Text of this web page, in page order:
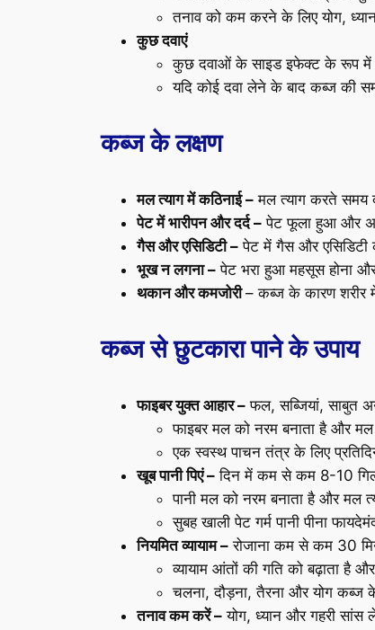
तनाव को कम करने के लिए योग,
कुछ दवाएं
कुछ दवाओं के साइड इफेक्ट के रूप में
यदि कोई दवा लेने के बाद कब्ज की
कब्ज के लक्षण
मल त्याग में कठिनाई – मल त्याग करते समय
पेट में भारीपन और दर्द – पेट फूला हुआ और
गैस और एसिडिटी – पेट में गैस और एसिडिटी
भूख न लगना – पेट भरा हुआ महसूस होना
थकान और कमजोरी– कब्ज के कारण शरीर
कब्ज से छुटकारा पाने के उपाय
फाइबर युक्त आहार – फल, सब्जियां, साबुत
फाइबर मल को नरम बनाता है और
एक स्वस्थ पाचन तंत्र के लिए
खूब पानी पिएं – दिन में कम से कम 8-10
पानी मल को नरम बनाता है और मल
सुबह खाली पेट गर्म पानी पीना
नियमित व्यायाम – रोजाना कम से कम 30
व्यायाम आंतों की गति को बढ़ाता है
चलना, दौड़ना, तैरना और योग कब्ज
तनाव कम करें – योग, ध्यान और गहरी सांस